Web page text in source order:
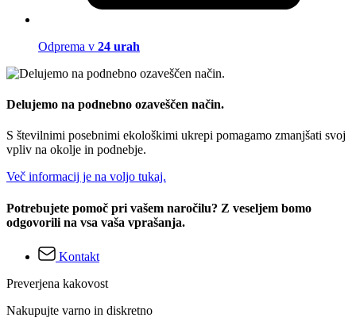
Odprema v 24 urah
Delujemo na podnebno ozaveščen način.
S številnimi posebnimi ekološkimi ukrepi pomagamo zmanjšati svoj
vpliv na okolje in podnebje.
Več informacij je na voljo tukaj.
Potrebujete pomoč pri vašem naročilu? Z veseljem bomo
odgovorili na vsa vaša vprašanja.
Kontakt
Preverjena kakovost
Nakupujte varno in diskretno